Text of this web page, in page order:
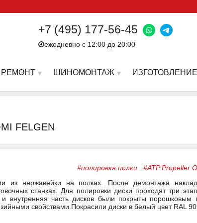
+7 (495) 177-56-45
ежедневно с 12:00 до 20:00
РЕМОНТ ШИНОМОНТАЖ
FELGEN
#полировка полки
#ATP Propeller
из нержавейки на полках. После демонтажа
станках. Для полировки диски проходят три
внутренняя часть дисков были покрыты порошковым
свойствами.Покрасили диски в белый цвет RAL